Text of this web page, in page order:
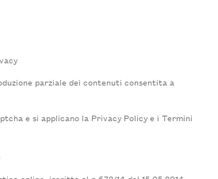
parziale dei contenuti consentita a
e si applicano la Privacy Policye i Termini